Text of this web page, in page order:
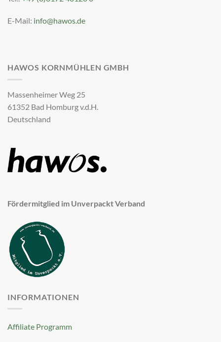
E-Mail: info@hawos.de
HAWOS KORNMÜHLEN GMBH
Massenheimer Weg 25
61352 Bad Homburg v.d.H.
Deutschland
Fördermitglied im Unverpackt Verband
INFORMATIONEN
Affiliate Programm